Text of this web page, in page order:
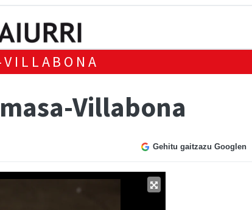
Villabona
Gehitu gaitzazu Googlen